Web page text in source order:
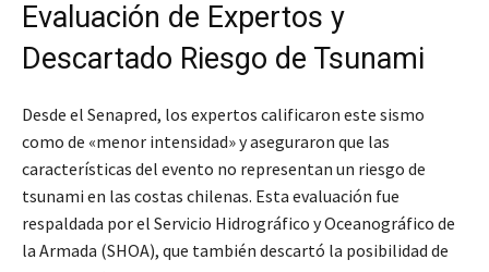
Evaluación de Expertos y
Descartado Riesgo de Tsunami
Desde el Senapred, los expertos calificaron este sismo
como de «menor intensidad» y aseguraron que las
características del evento no representan un riesgo de
tsunami en las costas chilenas. Esta evaluación fue
respaldada por el Servicio Hidrográfico y Oceanográfico de
la Armada (SHOA), que también descartó la posibilidad de